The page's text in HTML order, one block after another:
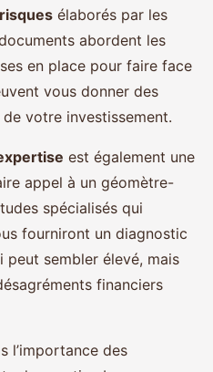
élaborés par les
abordent les
en place pour faire face
vous donner des
votre investissement.
est également une
appel à un géomètre-
spécialisés qui
fourniront un diagnostic
peut sembler élevé, mais
financiers
l’importance des